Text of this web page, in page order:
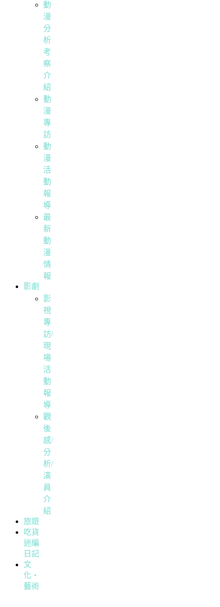
動
漫
分
析
考
察
介
紹
動
漫
專
訪
動
漫
活
動
報
導
最
新
動
漫
情
報
影劇
影
視
專
訪/
現
場
活
動
報
導
觀
後
感/
分
析/
演
員
介
紹
旅遊
吃貨
迷編
日記
文
化・
藝術